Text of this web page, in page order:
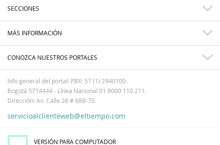
SECCIONES
MÁS INFORMACIÓN
CONOZCA NUESTROS PORTALES
Info general del portal: PBX: 57 (1) 2940100.
Bogotá 5714444 - Línea Nacional 01 8000 110 211.
Dirección: Av. Calle 26 # 68B-70.
servicioalclienteweb@eltiempo.com
VERSIÓN PARA COMPUTADOR